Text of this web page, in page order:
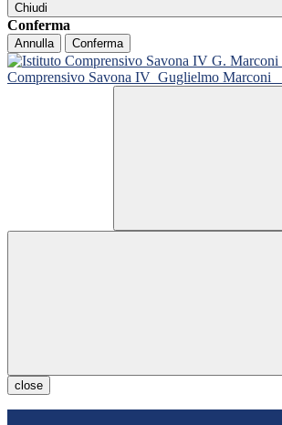
Chiudi
Conferma
Annulla Conferma
Comprensivo Savona IV Guglielmo Marconi
close